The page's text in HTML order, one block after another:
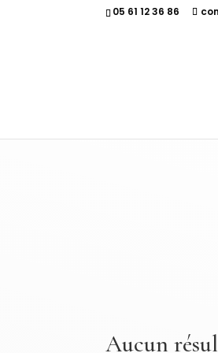
05 61 12 36 86
Aucun